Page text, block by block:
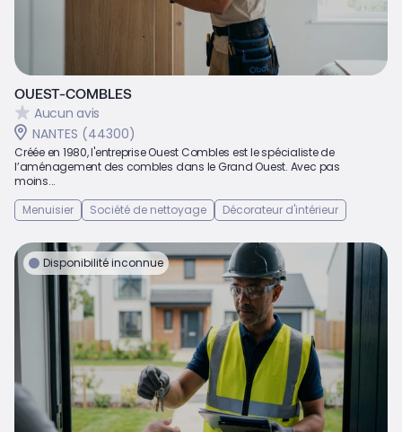
OUEST-COMBLES
Aucun avis
NANTES (44300)
Créée en 1980, l'entreprise Ouest Combles est le spécialiste de
l’aménagement des combles dans le Grand Ouest. Avec pas
moins...
Menuisier
Société de nettoyage Décorateur d'intérieur
Disponibilité inconnue